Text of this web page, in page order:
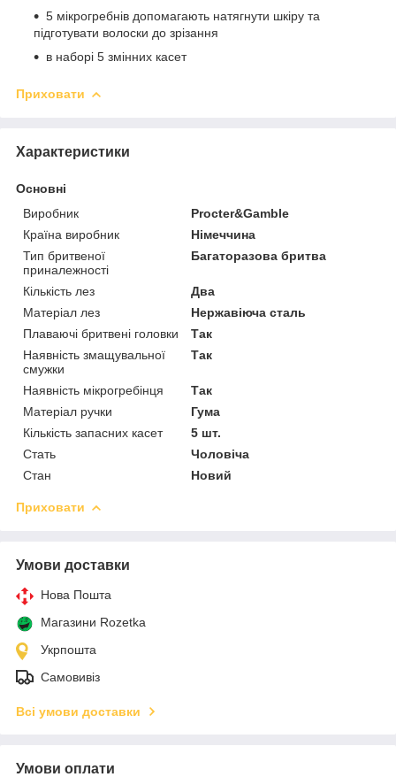
5 мікрогребнів допомагають натягнути шкіру та
підготувати волоски до зрізання
в наборі 5 змінних касет
Приховати
Характеристики
Основні
Виробник
Procter&Gamble
Країна виробник
Німеччина
Тип бритвеної
приналежності
Багаторазова бритва
Кількість лез
Два
Матеріал лез
Нержавіюча сталь
Плаваючі бритвені головки
Так
Наявність змащувальної
смужки
Так
Наявність мікрогребінця
Так
Матеріал ручки
Гума
Кількість запасних касет
5 шт.
Стать
Чоловіча
Стан
Новий
Приховати
Умови доставки
Нова Пошта
Магазини Rozetka
Укрпошта
Самовивіз
Всі умови доставки
Умови оплати